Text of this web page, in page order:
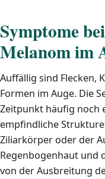
Symptome
Melanom im
Auffällig sind Flecken,
Formen im Auge. Die
Zeitpunkt häufig noch
empfindliche
Ziliarkörper oder der
Regenbogenhaut und
von der Ausbreitung